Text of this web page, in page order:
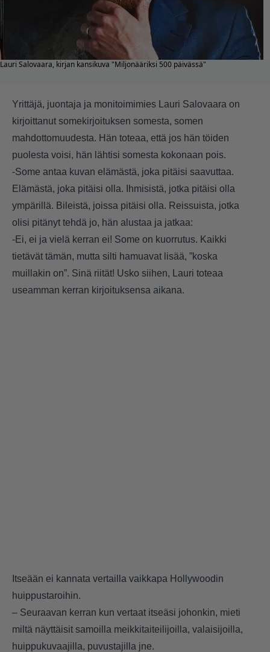
Lauri Salovaara, kirjan kansikuva "Miljonääriksi 500 päivässä"
Yrittäjä, juontaja ja monitoimimies Lauri Salovaara on
kirjoittanut somekirjoituksen somesta, somen
mahdottomuudesta. Hän toteaa, että jos hän töiden
puolesta voisi, hän lähtisi somesta kokonaan pois.
-Some antaa kuvan elämästä, joka pitäisi saavuttaa.
Elämästä, joka pitäisi olla. Ihmisistä, jotka pitäisi olla
ympärillä. Bileistä, joissa pitäisi olla. Reissuista, jotka
olisi pitänyt tehdä jo, hän alustaa ja jatkaa:
-Ei, ei ja vielä kerran ei! Some on kuorrutus. Kaikki
tietävät tämän, mutta silti hamuavat lisää, ”koska
muillakin on”. Sinä riität! Usko siihen, Lauri toteaa
useamman kerran kirjoituksensa aikana.
Itseään ei kannata vertailla vaikkapa Hollywoodin
huippustaroihin.
– Seuraavan kerran kun vertaat itseäsi johonkin, mieti
miltä näyttäisit samoilla meikkitaiteilijoilla, valaisijoilla,
huippukuvaajilla, puvustajilla jne.